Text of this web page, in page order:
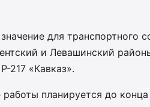
для транспортного
и Левашинский
217 «Кавказ».
планируется до конца